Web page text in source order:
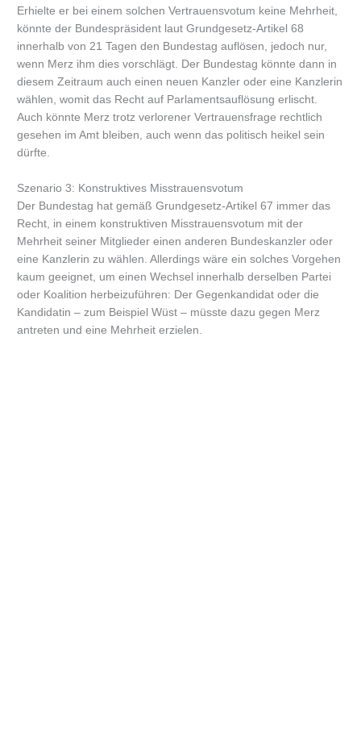
Erhielte er bei einem solchen Vertrauensvotum keine Mehrheit,
könnte der Bundespräsident laut Grundgesetz-Artikel 68
innerhalb von 21 Tagen den Bundestag auflösen, jedoch nur,
wenn Merz ihm dies vorschlägt. Der Bundestag könnte dann in
diesem Zeitraum auch einen neuen Kanzler oder eine Kanzlerin
wählen, womit das Recht auf Parlamentsauflösung erlischt.
Auch könnte Merz trotz verlorener Vertrauensfrage rechtlich
gesehen im Amt bleiben, auch wenn das politisch heikel sein
dürfte.
Szenario 3: Konstruktives Misstrauensvotum
Der Bundestag hat gemäß Grundgesetz-Artikel 67 immer das
Recht, in einem konstruktiven Misstrauensvotum mit der
Mehrheit seiner Mitglieder einen anderen Bundeskanzler oder
eine Kanzlerin zu wählen. Allerdings wäre ein solches Vorgehen
kaum geeignet, um einen Wechsel innerhalb derselben Partei
oder Koalition herbeizuführen: Der Gegenkandidat oder die
Kandidatin – zum Beispiel Wüst – müsste dazu gegen Merz
antreten und eine Mehrheit erzielen.